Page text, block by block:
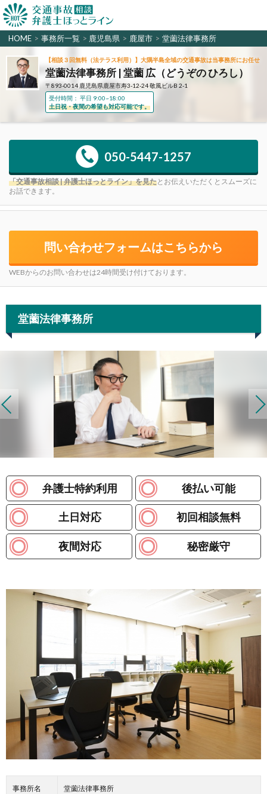
HOME > 事務所一覧 > 鹿児島県 > 鹿屋市 > 堂薗法律事務所
【相談３回無料（法テラス利用）】大隅半島全域の交通事故は当事務所にお任せ
堂薗法律事務所 | 堂薗 広（どうぞの ひろし）
〒893-0014 鹿児島県鹿屋市寿3-12-24 敬風ビルB 2-1
受付時間： 平日 9:00~18:00
土日祝・夜間の希望も対応可能です。
050-5447-1257
「交通事故相談 | 弁護士ほっとライン」を見たとお伝えいただくとスムーズに
お話できます。
問い合わせフォームはこちらから
WEBからのお問い合わせは24時間受け付けております。
堂薗法律事務所
弁護士特約利用 後払い可能
土日対応 初回相談無料
夜間対応 秘密厳守
事務所名 堂薗法律事務所